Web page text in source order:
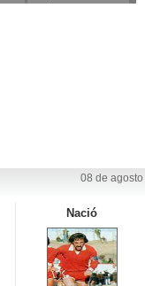
08 de agosto
Nació